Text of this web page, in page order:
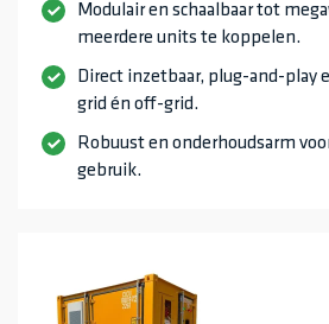
Modulair en schaalbaar tot
meerdere units te koppelen.
Direct inzetbaar, plug-and-play
grid én off-grid.
Robuust en onderhoudsarm
gebruik.